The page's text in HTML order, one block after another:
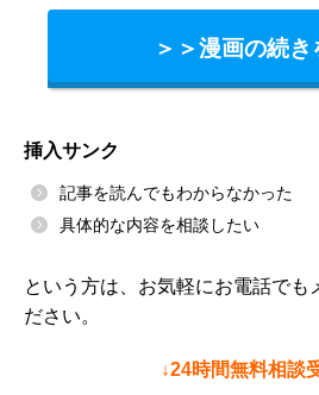
＞＞漫画の続き
挿入サンク
記事を読んでもわからなかった
具体的な内容を相談したい
という方は、お気軽にお電話でも
ださい。
↓24時間無料相談